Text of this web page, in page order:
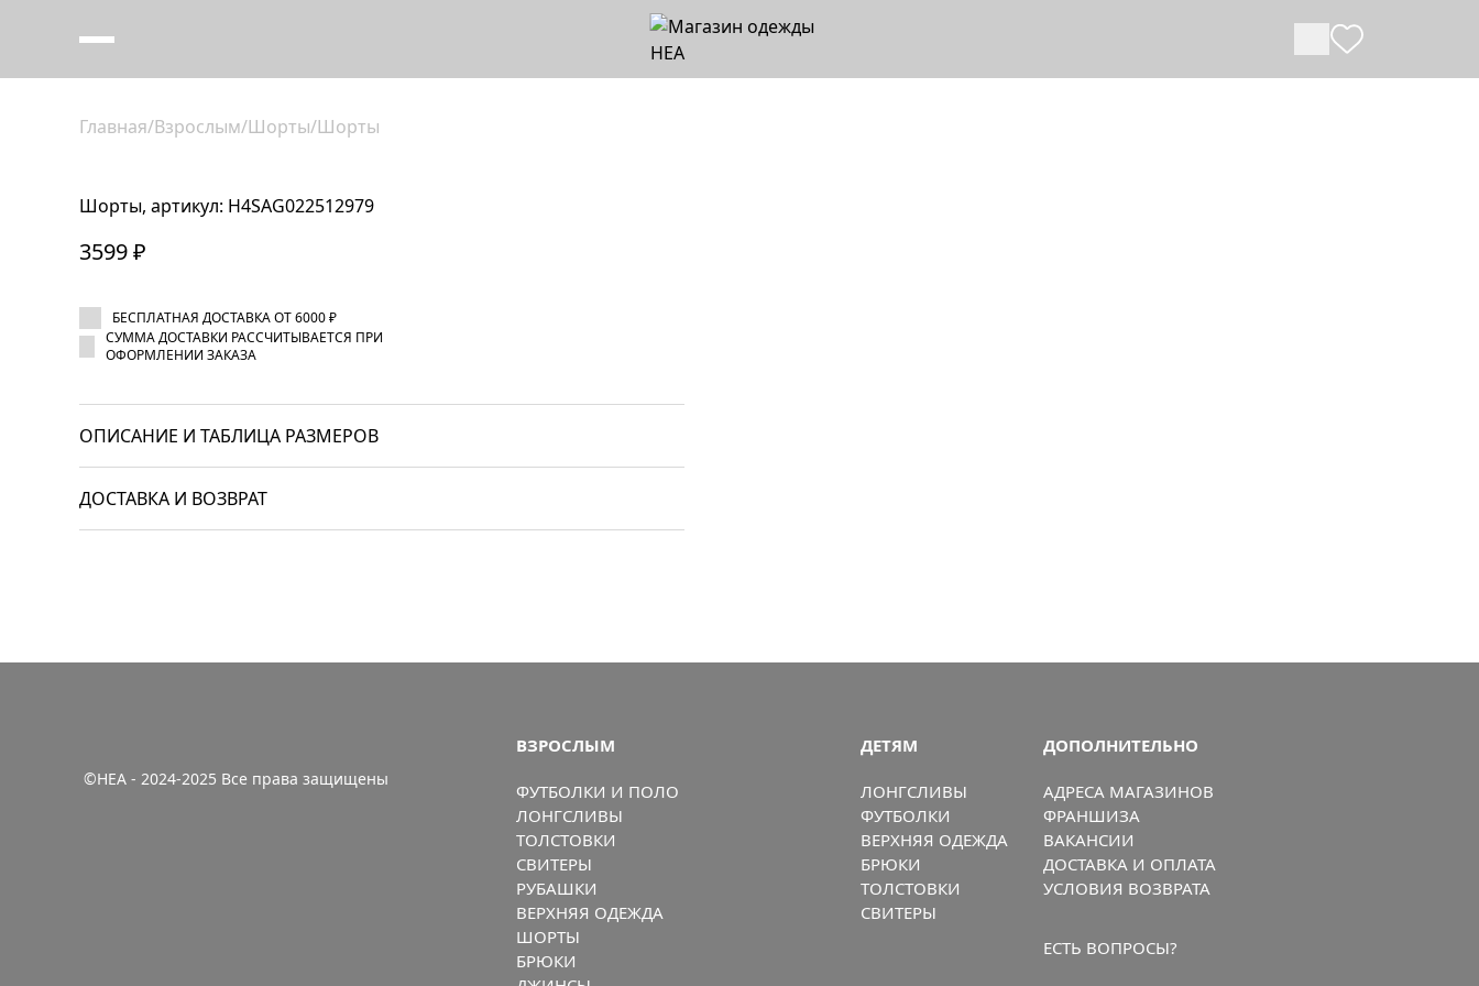
Главная/Взрослым/Шорты/Шорты
3599 ₽
Шорты, артикул: H4SAG022512979
БЕСПЛАТНАЯ ДОСТАВКА ОТ 6000 ₽
СУММА ДОСТАВКИ РАССЧИТЫВАЕТСЯ ПРИ
ОФОРМЛЕНИИ ЗАКАЗА
ОПИСАНИЕ И ТАБЛИЦА РАЗМЕРОВ
ДОСТАВКА И ВОЗВРАТ
©HEA - 2024-2025 Все права защищены
ВЗРОСЛЫМ
ФУТБОЛКИ И ПОЛО
ЛОНГСЛИВЫ
ТОЛСТОВКИ
СВИТЕРЫ
РУБАШКИ
ВЕРХНЯЯ ОДЕЖДА
ШОРТЫ
БРЮКИ
ДЕТЯМ
ЛОНГСЛИВЫ
ФУТБОЛКИ
ВЕРХНЯЯ ОДЕЖДА
БРЮКИ
ТОЛСТОВКИ
СВИТЕРЫ
ДОПОЛНИТЕЛЬНО
АДРЕСА МАГАЗИНОВ
ФРАНШИЗА
ВАКАНСИИ
ДОСТАВКА И ОПЛАТА
УСЛОВИЯ ВОЗВРАТА
ЕСТЬ ВОПРОСЫ?